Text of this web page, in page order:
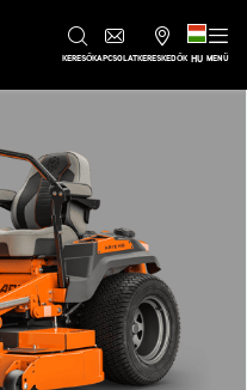
KERESŐKAPCSOLATKERESKEDŐK HU MENÜ